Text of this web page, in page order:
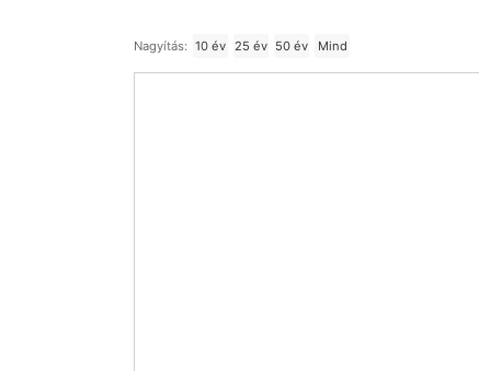
Nagyítás: 10 év 25 év 50 év Mind